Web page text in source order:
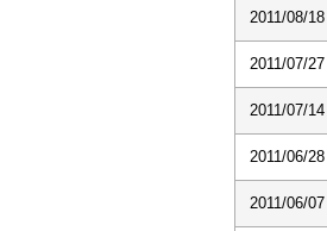
2011/08/18
2011/07/27
2011/07/14
2011/06/28
2011/06/07